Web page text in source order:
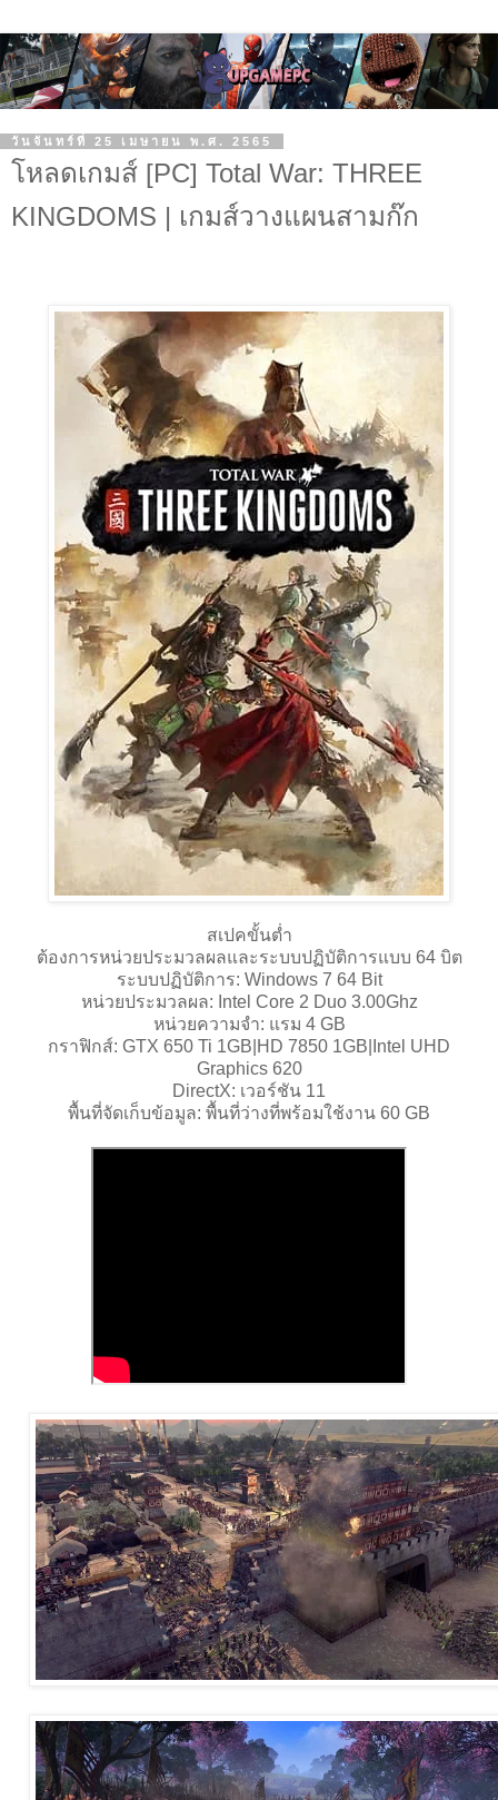
วันจันทร์ที่ 25 เมษายน พ.ศ. 2565
โหลดเกมส์ [PC] Total War: THREE
KINGDOMS | เกมส์วางแผนสามก๊ก
สเปคขั้นต่ำ
ต้องการหน่วยประมวลผลและระบบปฏิบัติการแบบ 64 บิต
ระบบปฏิบัติการ: Windows 7 64 Bit
หน่วยประมวลผล: Intel Core 2 Duo 3.00Ghz
หน่วยความจำ: แรม 4 GB
กราฟิกส์: GTX 650 Ti 1GB|HD 7850 1GB|Intel UHD
Graphics 620
DirectX: เวอร์ชัน 11
พื้นที่จัดเก็บข้อมูล: พื้นที่ว่างที่พร้อมใช้งาน 60 GB